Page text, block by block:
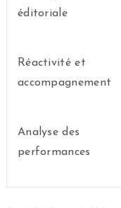
éditoriale
Réactivité et
accompagnement
Analyse des
performances